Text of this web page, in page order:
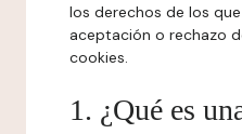
los derechos de los
aceptación o rechazo
cookies.
1. ¿Qué es